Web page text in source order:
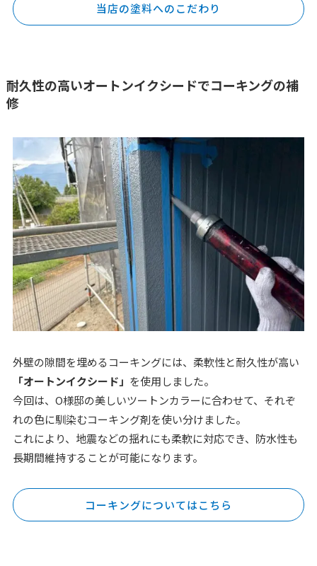
当店の塗料へのこだわり
耐久性の高いオートンイクシードでコーキングの補
修
外壁の隙間を埋めるコーキングには、柔軟性と耐久性が高い
「オートンイクシード」 を使用しました。
今回は、O様邸の美しいツートンカラーに合わせて、それぞ
れの色に馴染むコーキング剤を使い分けました。
これにより、地震などの揺れにも柔軟に対応でき、防水性も
長期間維持することが可能になります。
コーキングについてはこちら